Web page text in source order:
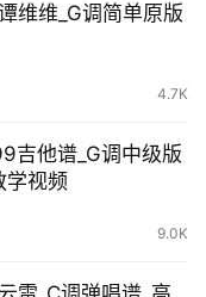
维维_G调简单原版
4.7K
吉他谱_G调中级版
学视频
9.0K